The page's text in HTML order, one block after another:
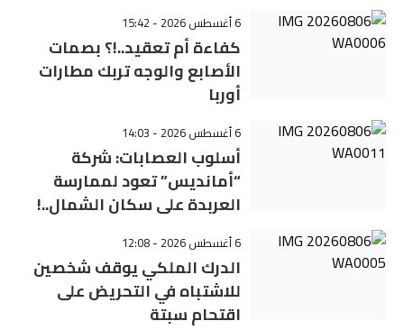
6 أغسطس 2026 - 15:42
كفاءة أم تعقيد..!؟ بصمات
الأصابع والوجه تربك مطارات
أوربا
6 أغسطس 2026 - 14:03
أسلوب العصابات: شركة
“أمانديس” تعود لممارسة
العربدة على سكان الشمال..!
6 أغسطس 2026 - 12:08
الدرك الملكي يوقف شخصين
للاشتباه في التحريض على
اقتحام سبتة